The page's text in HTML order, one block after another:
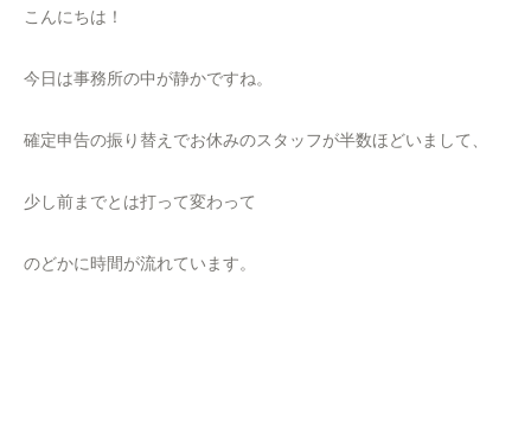
こんにちは！
今日は事務所の中が静かですね。
確定申告の振り替えでお休みのスタッフが半数ほどいまして、
少し前までとは打って変わって
のどかに時間が流れています。